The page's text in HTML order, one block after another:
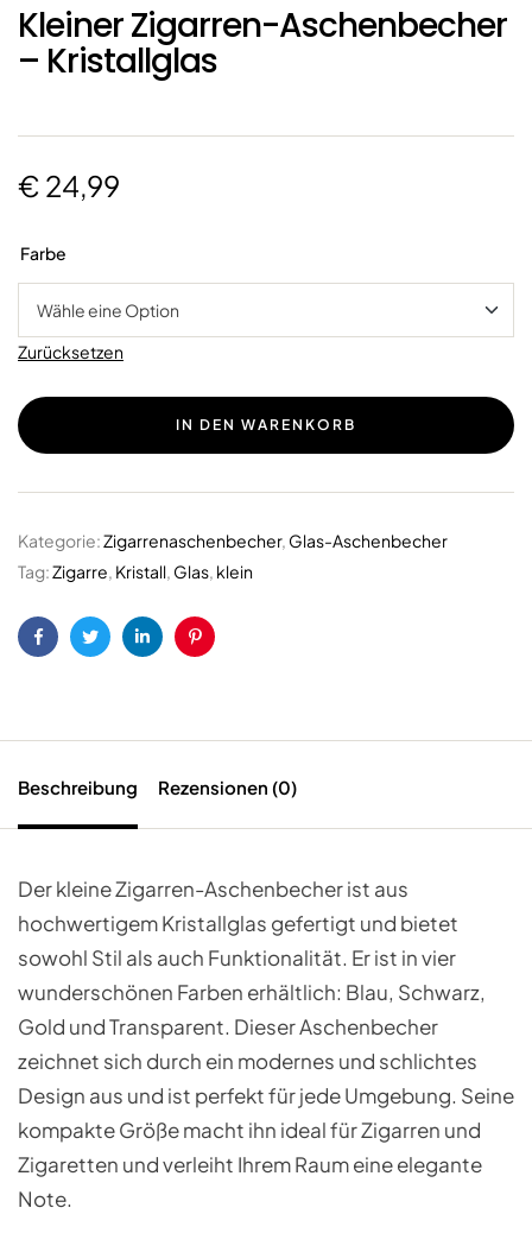
Kleiner Zigarren-Aschenbecher
– Kristallglas
€ 24,99
Farbe
Zurücksetzen
IN DEN WARENKORB
Kategorie:Zigarrenaschenbecher, Glas-Aschenbecher
Tag:Zigarre, Kristall, Glas, klein
FacebookTwitterLinkedInPinterest
Beschreibung Rezensionen (0)
Der kleine Zigarren-Aschenbecher ist aus
hochwertigem Kristallglas gefertigt und bietet
sowohl Stil als auch Funktionalität. Er ist in vier
wunderschönen Farben erhältlich: Blau, Schwarz,
Gold und Transparent. Dieser Aschenbecher
zeichnet sich durch ein modernes und schlichtes
Design aus und ist perfekt für jede Umgebung. Seine
kompakte Größe macht ihn ideal für Zigarren und
Zigaretten und verleiht Ihrem Raum eine elegante
Note.